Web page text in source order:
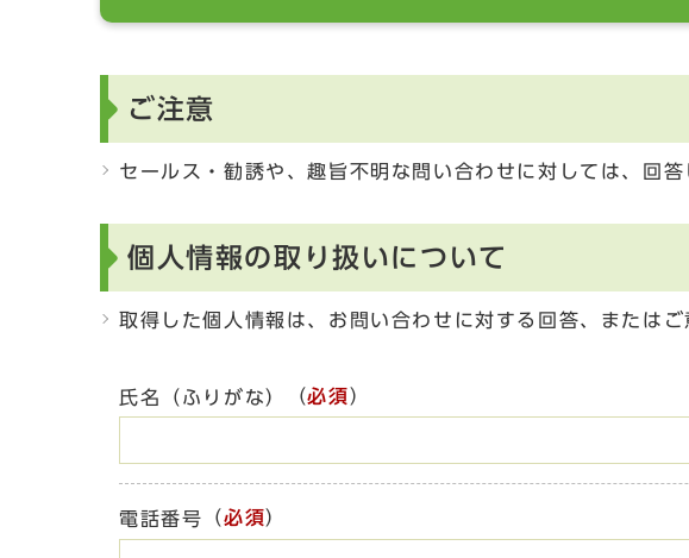
ご注意
セールス・勧誘や、趣旨不明な問い合わせに対しては、回答
個人情報の取り扱いについて
取得した個人情報は、お問い合わせに対する回答、または
氏名（ふりがな） （必須）
電話番号 （必須）